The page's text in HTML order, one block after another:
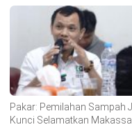
Meningkat
Pakar: Pemilahan Sampah
Kunci Selamatkan